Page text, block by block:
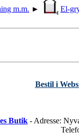
m.m. ► El-
Bestil i
Butik - Adresse: